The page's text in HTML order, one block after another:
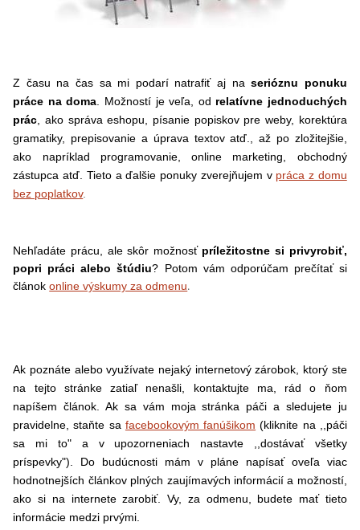
Z času na čas sa mi podarí natrafiť aj naserióznu ponuku
práce na doma . Možností je veľa, od relatívne jednoduchých
prác , ako správa eshopu, písanie popiskov pre weby, korektúra
gramatiky, prepisovanie a úprava textov atď., až po zložitejšie,
ako napríklad programovanie, online marketing, obchodný
zástupca atď. Tieto a ďalšie ponuky zverejňujem v práca z domu
bez poplatkov.
Nehľadáte prácu, ale skôr možnosť príležitostne si privyrobiť,
popri práci alebo štúdiu? Potom vám odporúčam prečítať si
článokonline výskumy za odmenu.
Ak poznáte alebo využívate nejaký internetový zárobok, ktorý ste
na tejto stránke zatiaľ nenašli, kontaktujte ma, rád o ňom
napíšem článok. Ak sa vám moja stránka páči a sledujete ju
pravidelne, staňte sa facebookovým fanúšikom (kliknite na ,,páči
sa mi to" a v upozorneniach nastavte ,,dostávať všetky
príspevky"). Do budúcnosti mám v pláne napísať oveľa viac
hodnotnejších článkov plných zaujímavých informácií a možností,
ako si na internete zarobiť. Vy, za odmenu, budete mať tieto
informácie medzi prvými.